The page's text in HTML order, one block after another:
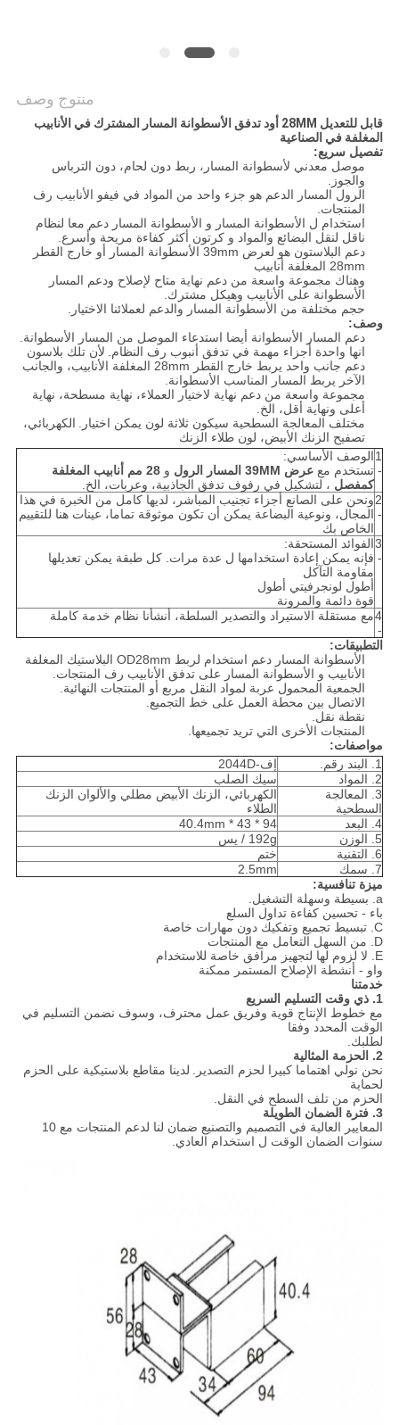
منتوج وصف
قابل للتعديل 28MM أود تدفق الأسطوانة المسار المشترك في الأنابيب
المغلفة في الصناعية
تفصيل سريع:
موصل معدني لأسطوانة المسار، ربط دون لحام، دون الترباس
والجوز.
الرول المسار الدعم هو جزء واحد من المواد في فيفو الأنابيب رف
المنتجات.
استخدام ل الأسطوانة المسار و الأسطوانة المسار دعم معا لنظام
ناقل لنقل البضائع والمواد و كرتون أكثر كفاءة مريحة وأسرع.
دعم البلاستون هو لعرض 39mm الأسطوانة المسار أو خارج القطر
28mm المغلفة أنابيب
وهناك مجموعة واسعة من دعم نهاية متاح لإصلاح ودعم المسار
الأسطوانة على الأنابيب وهيكل مشترك.
حجم مختلفة من الأسطوانة المسار والدعم لعملائنا الاختيار.
وصف:
دعم المسار الأسطوانة أيضا استدعاء الموصل من المسار الأسطوانة.
انها واحدة أجزاء مهمة في تدفق أنبوب رف النظام. لأن تلك بلاسون
دعم جانب واحد يربط خارج القطر 28mm المغلفة الأنابيب، والجانب
الآخر يربط المسار المناسب الأسطوانة.
مجموعة واسعة من دعم نهاية لاختيار العملاء، نهاية مسطحة، نهاية
أعلى ونهاية أقل، الخ.
مختلف المعالجة السطحية سيكون ثلاثة لون يمكن اختيار. الكهربائي،
تصفيح الزنك الأبيض، لون طلاء الزنك
1
-
الوصف الأساسي:
تستخدم مع عرض 39MM المسار الرول و
28 مم أنابيب المغلفة
كمفصل ، لتشكيل في رفوف تدفق الجاذبية، وعربات، الخ.
2
-
ونحن على الصانع أجزاء تجنيب المباشر، لديها كامل من الخبرة في هذا
المجال، ونوعية البضاعة يمكن أن تكون موثوقة تماما، عينات هنا للتقييم
الخاص بك
3
-
الفوائد المستحقة:
فإنه يمكن إعادة استخدامها ل عدة مرات. كل طبقة يمكن تعديلها
مقاومة التآكل
أطول لونجرفيتي أطول
قوة دائمة والمرونة
4
-
مع مستقلة الاستيراد والتصدير السلطة، أنشأنا نظام خدمة كاملة
التطبيقات:
الأسطوانة المسار دعم استخدام لربط OD28mm البلاستيك المغلفة
الأنابيب و الأسطوانة المسار على تدفق الأنابيب رف المنتجات.
الجمعية المحمول عربة لمواد النقل مربع أو المنتجات النهائية.
الاتصال بين محطة العمل على خط التجميع.
نقطة نقل.
المنتجات الأخرى التي تريد تجميعها.
مواصفات:
1. البند رقم.
إف-2044D
2. المواد
سيك الصلب
3. المعالجة
السطحية
الكهربائي، الزنك الأبيض مطلي والألوان الزنك
الطلاء
4. البعد
94 * 43 * 40.4mm
5. الوزن
192g / يس
6. التقنية
ختم
7. سمك
2.5mm
ميزة تنافسية:
a. بسيطة وسهلة التشغيل.
باء - تحسين كفاءة تداول السلع
C. تبسيط تجميع وتفكيك دون مهارات خاصة
D. من السهل التعامل مع المنتجات
E. لا لزوم لها لتجهيز مرافق خاصة للاستخدام
واو - أنشطة الإصلاح المستمر ممكنة
خدمتنا
1. ذي وقت التسليم السريع
مع خطوط الإنتاج قوية وفريق عمل محترف، وسوف نضمن التسليم في
الوقت المحدد وفقا
لطلبك.
2. الحزمة المثالية
نحن نولي اهتماما كبيرا لحزم التصدير. لدينا مقاطع بلاستيكية على الحزم
لحماية
الحزم من تلف السطح في النقل.
3. فترة الضمان الطويلة
المعايير العالية في التصميم والتصنيع ضمان لنا لدعم المنتجات مع 10
سنوات الضمان الوقت ل استخدام العادي.